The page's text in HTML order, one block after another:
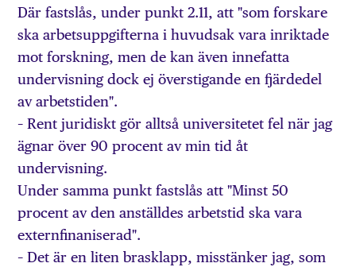
Där fastslås, under punkt 2.11, att "som forskare
ska arbetsuppgifterna i huvudsak vara inriktade
mot forskning, men de kan även innefatta
undervisning dock ej överstigande en fjärdedel
av arbetstiden".
– Rent juridiskt gör alltså universitetet fel när jag
ägnar över 90 procent av min tid åt
undervisning.
Under samma punkt fastslås att "Minst 50
procent av den anställdes arbetstid ska vara
externfinaniserad".
– Det är en liten brasklapp, misstänker jag, som